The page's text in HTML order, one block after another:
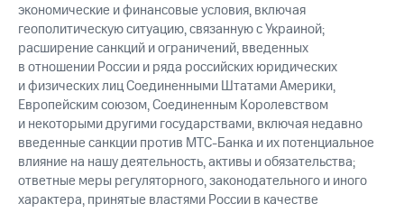
экономические и финансовые условия, включая
геополитическую ситуацию, связанную с Украиной;
расширение санкций и ограничений, введенных
в отношении России и ряда российских юридических
и физических лиц Соединенными Штатами Америки,
Европейским союзом, Соединенным Королевством
и некоторыми другими государствами, включая недавно
введенные санкции против МТС-Банка и их потенциальное
влияние на нашу деятельность, активы и обязательства;
ответные меры регуляторного, законодательного и иного
характера, принятые властями России в качестве